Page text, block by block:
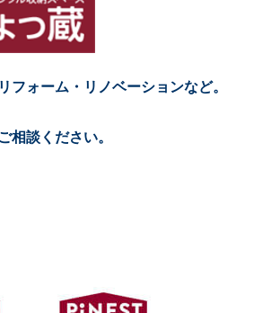
フォーム・リノベーションなど。
相談ください。